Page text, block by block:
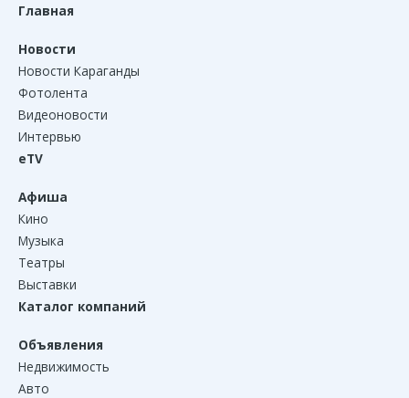
Главная
Новости
Новости Караганды
Фотолента
Видеоновости
Интервью
eTV
Афиша
Кино
Музыка
Театры
Выставки
Каталог компаний
Объявления
Недвижимость
Авто